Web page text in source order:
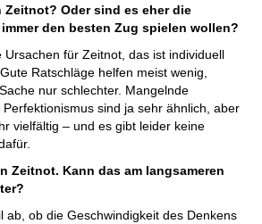
Oder sind es eher die
den besten Zug spielen wollen?
Ursachen für Zeitnot, das ist individuell
Ratschläge helfen meist wenig,
nur schlechter. Mangelnde
sind ja sehr ähnlich, aber
vielfältig – und es gibt leider keine
Zeitnot. Kann das am langsameren
ab, ob die Geschwindigkeit des Denkens